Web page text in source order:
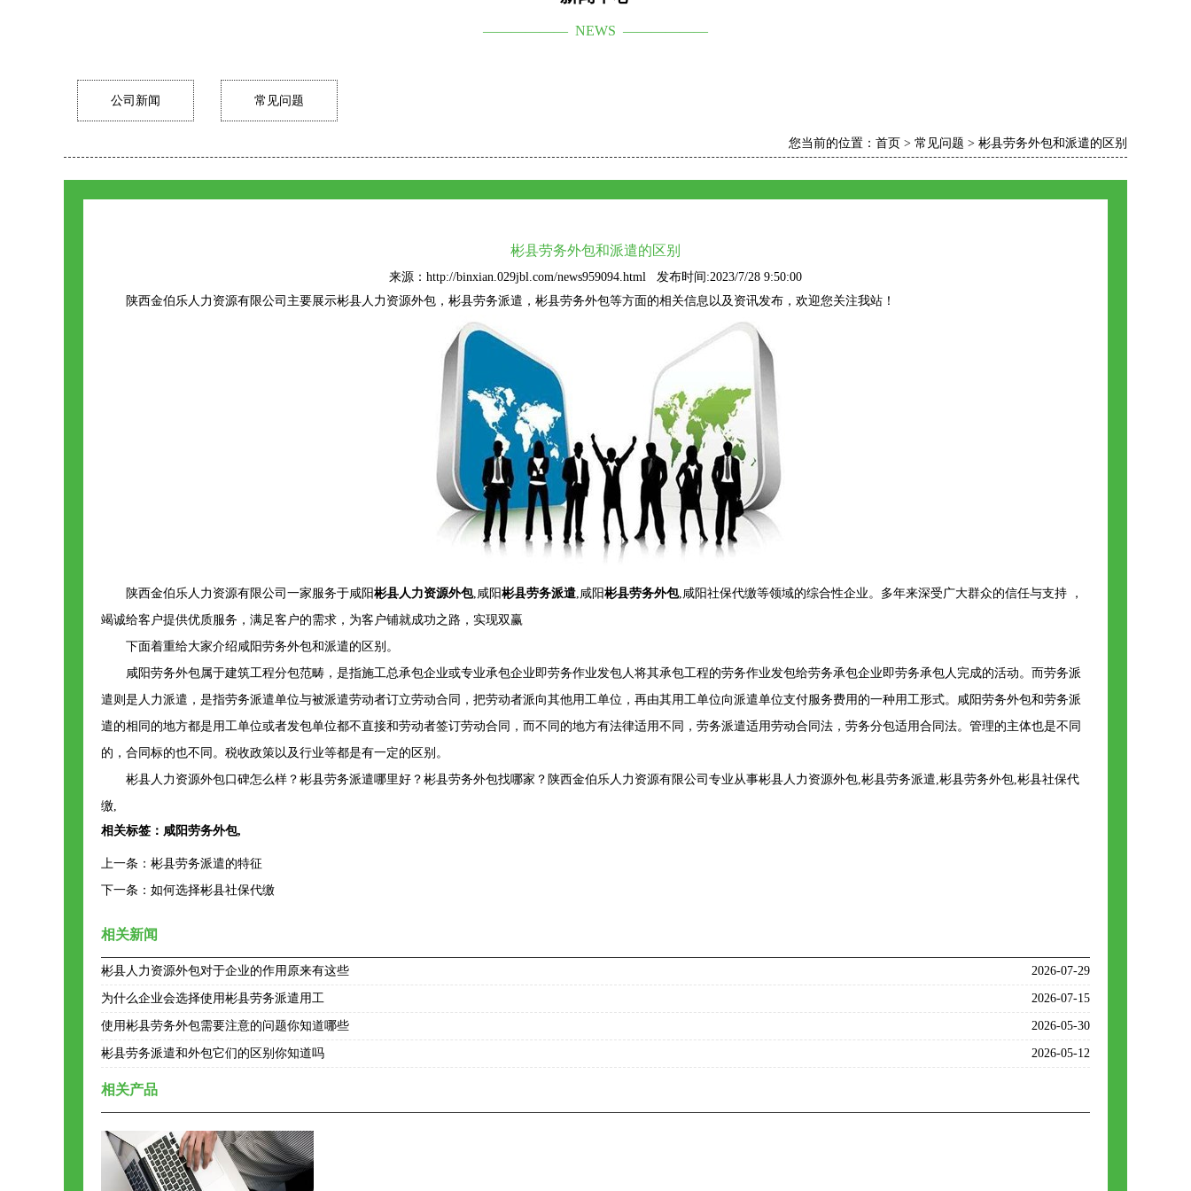
—————— NEWS ——————
公司新闻 常见问题
您当前的位置： 首页 > 常见问题 > 彬县劳务外包和派遣的区别
彬县劳务外包和派遣的区别
来源：http://binxian.029jbl.com/news959094.html 发布时间:2023/7/28 9:50:00
陕西金伯乐人力资源有限公司主要展示彬县人力资源外包 ，彬县劳务派遣，彬县劳务外包等方面的相关信息以及资讯发布，欢迎您关注我站！
陕西金伯乐人力资源有限公司一家服务于咸阳彬县人力资源外包,咸阳彬县劳务派遣,咸阳彬县劳务外包,咸阳社保代缴等领域的综合性企业。多年来深受广大群众的信任与支持 ，
竭诚给客户提供优质服务，满足客户的需求，为客户铺就成功之路，实现双赢
下面着重给大家介绍咸阳劳务外包和派遣的区别。
咸阳劳务外包属于建筑工程分包范畴，是指施工总承包企业或专业承包企业即劳务作业发包人将其承包工程的劳务作业发包给劳务承包企业即劳务承包人完成的活动。而劳务派
遣则是人力派遣，是指劳务派遣单位与被派遣劳动者订立劳动合同，把劳动者派向其他用工单位，再由其用工单位向派遣单位支付服务费用的一种用工形式。咸阳劳务外包和劳务派
遣的相同的地方都是用工单位或者发包单位都不直接和劳动者签订劳动合同，而不同的地方有法律适用不同，劳务派遣适用劳动合同法，劳务分包适用合同法。管理的主体也是不同
的，合同标的也不同。税收政策以及行业等都是有一定的区别。
彬县人力资源外包口碑怎么样？彬县劳务派遣哪里好？彬县劳务外包找哪家？陕西金伯乐人力资源有限公司专业从事彬县人力资源外包,彬县劳务派遣,彬县劳务外包,彬县社保代
缴,
相关标签： 咸阳劳务外包,
上一条： 彬县劳务派遣的特征
下一条： 如何选择彬县社保代缴
相关新闻
彬县人力资源外包对于企业的作用原来有这些 2026-07-29
为什么企业会选择使用彬县劳务派遣用工 2026-07-15
使用彬县劳务外包需要注意的问题你知道哪些 2026-05-30
彬县劳务派遣和外包它们的区别你知道吗 2026-05-12
相关产品